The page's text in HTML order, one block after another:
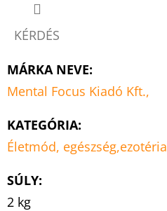
KÉRDÉS
MÁRKA NEVE:
Mental Focus Kiadó Kft.,
KATEGÓRIA:
Életmód, egészség,ezotéria
SÚLY:
2 kg